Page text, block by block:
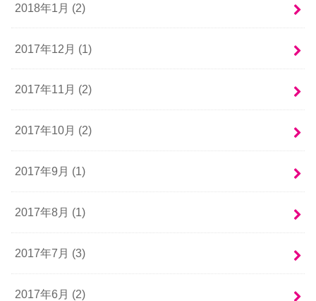
2018年1月 (2)
2017年12月 (1)
2017年11月 (2)
2017年10月 (2)
2017年9月 (1)
2017年8月 (1)
2017年7月 (3)
2017年6月 (2)